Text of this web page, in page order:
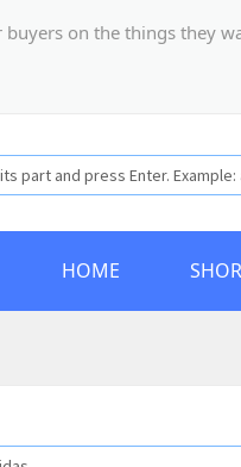
on the things they
HOME